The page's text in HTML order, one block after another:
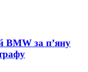
BMW за п’яну